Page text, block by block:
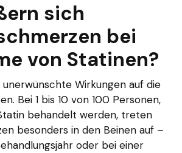
sich
bei
von Statinen?
Wirkungen auf die
Bei 1 bis 10 von 100 Personen,
behandelt werden, treten
besonders in den Beinen auf –
oder bei einer